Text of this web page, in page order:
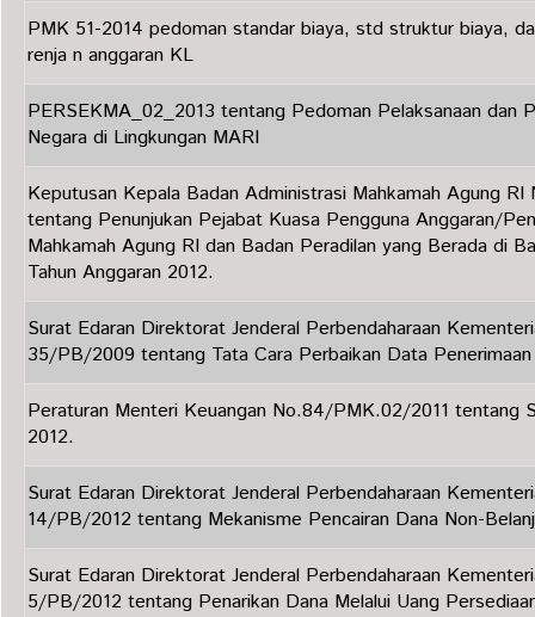
PMK 51-2014 pedoman standar biaya, std struktur biaya,
renja n anggaran KL
PERSEKMA_02_2013 tentang Pedoman Pelaksanaan dan
Negara di Lingkungan MARI
Keputusan Kepala Badan Administrasi Mahkamah Agung
tentang Penunjukan Pejabat Kuasa Pengguna Anggaran/
Mahkamah Agung RI dan Badan Peradilan yang Berada di
Tahun Anggaran 2012.
Surat Edaran Direktorat Jenderal Perbendaharaan
35/PB/2009 tentang Tata Cara Perbaikan Data
Peraturan Menteri Keuangan No.84/PMK.02/2011 tentang
2012.
Surat Edaran Direktorat Jenderal Perbendaharaan
14/PB/2012 tentang Mekanisme Pencairan Dana Non-
Surat Edaran Direktorat Jenderal Perbendaharaan
5/PB/2012 tentang Penarikan Dana Melalui Uang